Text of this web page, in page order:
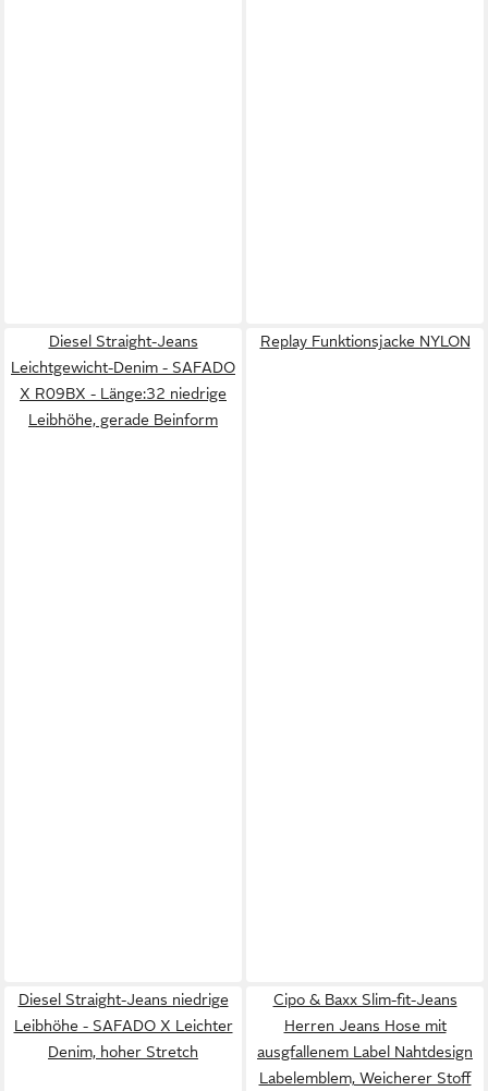
Diesel Straight-Jeans
Leichtgewicht-Denim - SAFADO
X R09BX - Länge:32 niedrige
Leibhöhe, gerade Beinform
Replay Funktionsjacke NYLON
Diesel Straight-Jeans niedrige
Leibhöhe - SAFADO X Leichter
Denim, hoher Stretch
Cipo & Baxx Slim-fit-Jeans
Herren Jeans Hose mit
ausgfallenem Label Nahtdesign
Labelemblem, Weicherer Stoff